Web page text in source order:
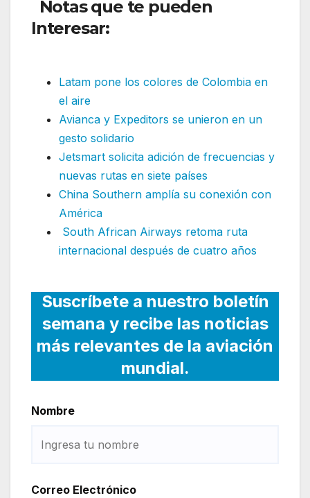
Notas que te pueden
Interesar:
Latam pone los colores de Colombia en
el aire
Avianca y Expeditors se unieron en un
gesto solidario
Jetsmart solicita adición de frecuencias y
nuevas rutas en siete países
China Southern amplía su conexión con
América
South African Airways retoma ruta
internacional después de cuatro años
Suscríbete a nuestro boletín
semana y recibe las noticias
más relevantes de la aviación
mundial.
Nombre
Correo Electrónico